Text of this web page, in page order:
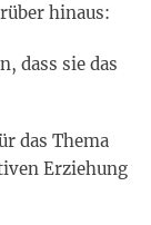
hinaus:
dass sie das
das Thema
Erziehung